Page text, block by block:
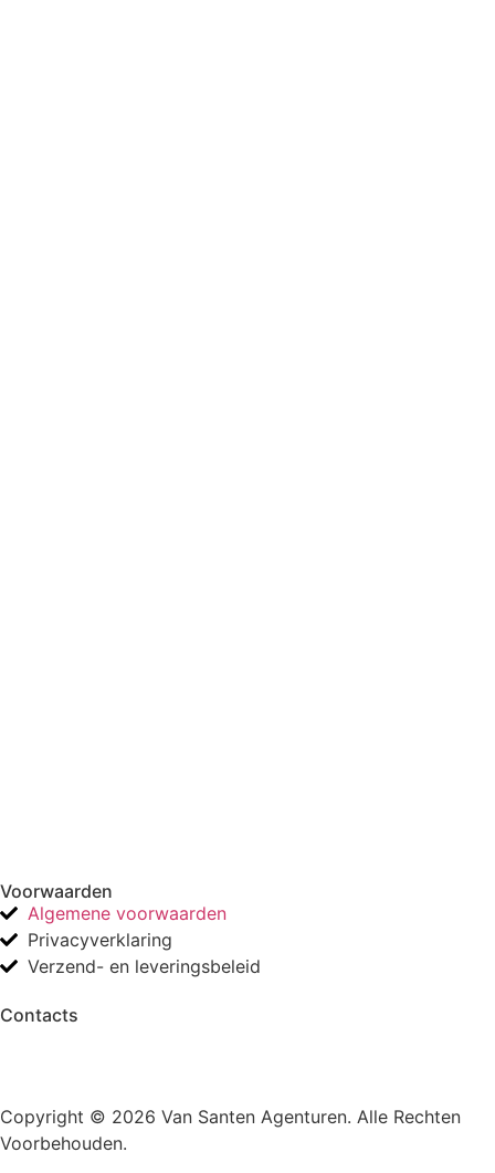
Voorwaarden
Algemene voorwaarden
Privacyverklaring
Verzend- en leveringsbeleid
Contacts
Copyright © 2026 Van Santen Agenturen. Alle Rechten
Voorbehouden.